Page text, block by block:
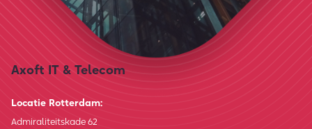
Axoft IT & Telecom
Locatie Rotterdam:
Admiraliteitskade 62